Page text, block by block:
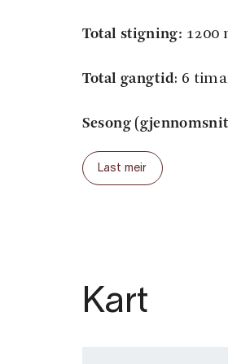
Total stigning: 1200
Total gangtid: 6
Sesong
Last meir
Kart